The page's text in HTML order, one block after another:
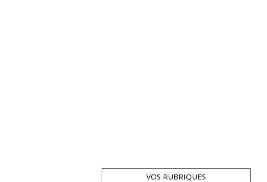
VOS RUBRIQUES